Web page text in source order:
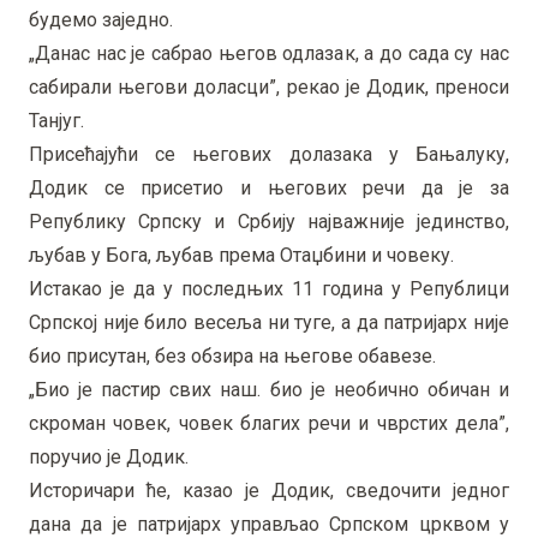
будемо заједно.
„Данас нас је сабрао његов одлазак, а до сада су нас
сабирали његови доласци”, рекао је Додик, преноси
Танјуг.
Присећајући се његових долазака у Бањалуку,
Додик се присетио и његових речи да је за
Републику Српску и Србију најважније јединство,
љубав у Бога, љубав према Отаџбини и човеку.
Истакао је да у последњих 11 година у Републици
Српској није било весеља ни туге, а да патријарх није
био присутан, без обзира на његове обавезе.
„Био је пастир свих наш. био је необично обичан и
скроман човек, човек благих речи и чврстих дела”,
поручио је Додик.
Историчари ће, казао је Додик, сведочити једног
дана да је патријарх управљао Српском црквом у